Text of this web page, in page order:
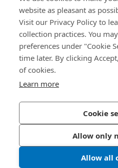
website as pleasant as
Visit our Privacy Policy to
collection practices. You
preferences under "Cookie
time later. By clicking
of cookies.
Learn more
Cookie
Allow only
Allow all
Chi siamo
Bossard Italia
Via Salvatore Quasimodo, 12/14
20025 Legnano (MI)
Informativa sulla privacy